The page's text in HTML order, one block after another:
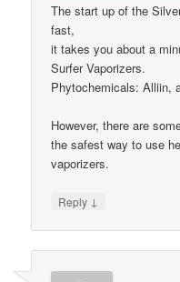
The start up of the
fast,
it takes you about a
Surfer Vaporizers.
Phytochemicals: Alliin,
However, there are
the safest way to use
vaporizers.
Reply ↓